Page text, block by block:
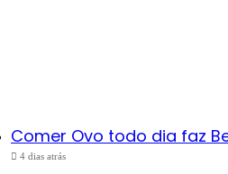
Comer Ovo todo dia faz
4 dias atrás